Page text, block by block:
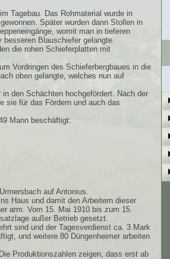
Tagebau. Das Rohmaterial wurde in
Später wurden dann Stollen in
womit man in tieferen
Blauschiefer gelangte.
die rohen Schieferplatten mit
Vordringen des Schieferbergbaues in die
oben gelangte, welches nun auf
den Schächten hochgefördert. Nach der
sie für das Fördern und auch das
Mann beschäftigt:
auf Antonius.
Haus und damit den Arbeitern dieser
arm. Vom 15. Mai 1910 bis zum 15.
außer Betrieb gesetzt.
sind und der Tagesverdienst ca. 3 Mark
und weitere 80 Düngenheimer arbeiten
Produktionszahlen zeigen, dass erst ab